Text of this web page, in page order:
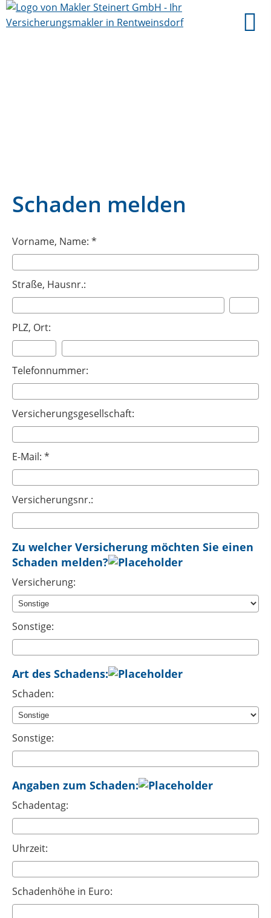
Schaden melden
Vorname, Name: *
Straße, Hausnr.:
PLZ, Ort:
Telefonnummer:
Versicherungsgesellschaft:
E-Mail: *
Versicherungsnr.:
Zu welcher Versicherung möchten Sie einen
Schaden melden?
Versicherung:
Sonstige:
Art des Schadens:
Schaden:
Sonstige:
Angaben zum Schaden:
Schadentag:
Uhrzeit:
Schadenhöhe in Euro: